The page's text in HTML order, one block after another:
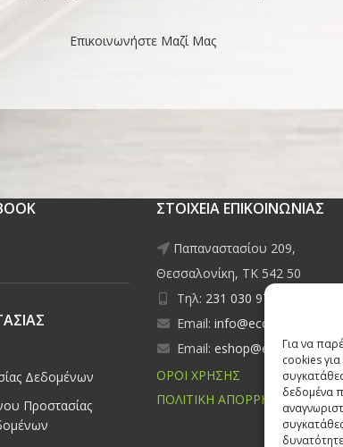
Για να
cookies
δεδομένα
Επικοινωνήστε Μαζί Μας
Δεδομένων
Προστασίας
ΣΤΟΙΧΕΙΑ ΕΠΙΚΟΙΝΩΝΙΑΣ
Παπαναστασίου 209,
Θεσσαλονίκη, ΤΚ 542 50
Τηλ: 231 030 9709
Email: info@ecobuildings.gr
Email:
ΟΡΟΙ ΧΡΗΣΗΣ
ΠΟΛΙΤΙΚΗ ΑΠΟΡΡΗΤΟΥ